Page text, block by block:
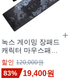
녹스 게이밍 장패드
캐릭터 마우스패드
방수코팅 NX-P1,
블랙, 1개
할인 120,000원
83% 19,400원